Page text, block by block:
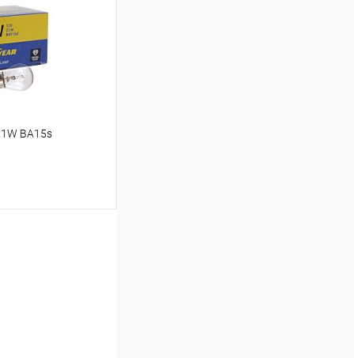
Сравнение
В наличии
BA15s